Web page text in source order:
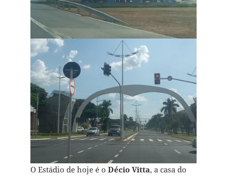
O Estádio de hoje é o Décio Vitta, a casa do